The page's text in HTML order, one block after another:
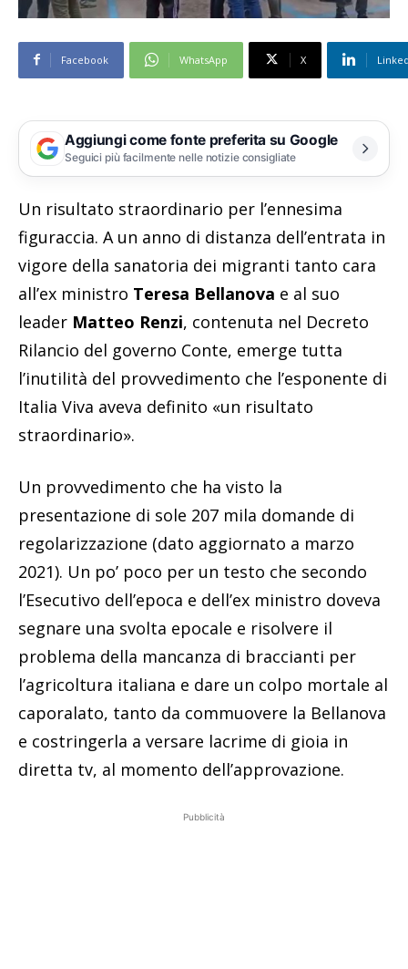
Facebook WhatsApp X
Aggiungi come fonte preferita su Google
Seguici più facilmente nelle notizie consigliate
Un risultato straordinario per l’ennesima
figuraccia. A un anno di distanza dell’entrata in
vigore della sanatoria dei migranti tanto cara
all’ex ministro Teresa Bellanova e al suo
leader Matteo Renzi, contenuta nel Decreto
Rilancio del governo Conte, emerge tutta
l’inutilità del provvedimento che l’esponente di
Italia Viva aveva definito «un risultato
straordinario».
Un provvedimento che ha visto la
presentazione di sole 207 mila domande di
regolarizzazione (dato aggiornato a marzo
2021). Un po’ poco per un testo che secondo
l’Esecutivo dell’epoca e dell’ex ministro doveva
segnare una svolta epocale e risolvere il
problema della mancanza di braccianti per
l’agricoltura italiana e dare un colpo mortale al
caporalato, tanto da commuovere la Bellanova
e costringerla a versare lacrime di gioia in
diretta tv, al momento dell’approvazione.
Pubblicità